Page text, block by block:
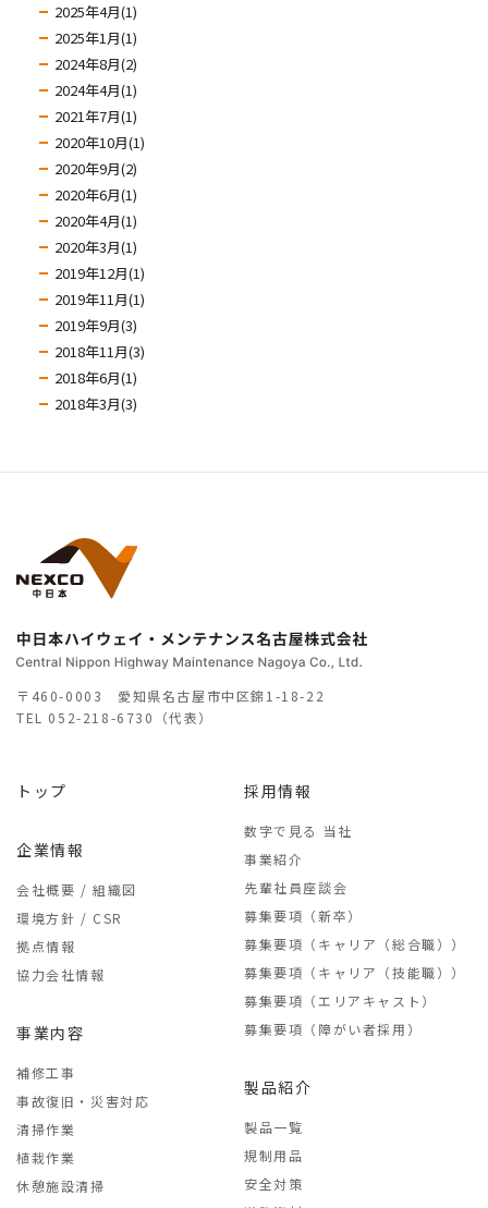
2025年4月(1)
2025年1月(1)
2024年8月(2)
2024年4月(1)
2021年7月(1)
2020年10月(1)
2020年9月(2)
2020年6月(1)
2020年4月(1)
2020年3月(1)
2019年12月(1)
2019年11月(1)
2019年9月(3)
2018年11月(3)
2018年6月(1)
2018年3月(3)
〒460-0003 愛知県名古屋市中区錦1-18-22
TEL 052-218-6730（代表）
トップ
企業情報
会社概要 / 組織図
環境方針 / CSR
拠点情報
協力会社情報
事業内容
補修工事
事故復旧・災害対応
清掃作業
植栽作業
休憩施設清掃
採用情報
数字で見る 当社
事業紹介
先輩社員座談会
募集要項（新卒）
募集要項（キャリア（総合職））
募集要項（キャリア（技能職））
募集要項（エリアキャスト）
募集要項（障がい者採用）
製品紹介
製品一覧
規制用品
安全対策